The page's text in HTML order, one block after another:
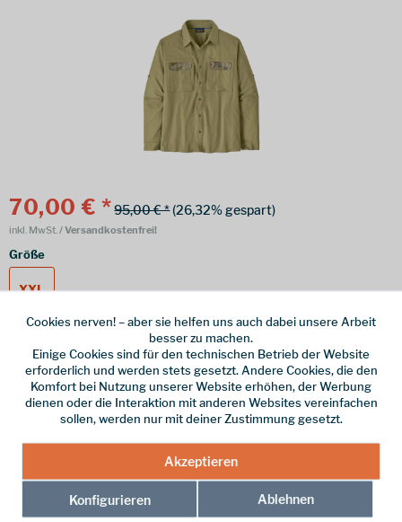
70,00 € * 95,00 € *(26,32% gespart)
inkl. MwSt./ Versandkostenfrei!
Größe
XXL
Online bestellen Ladenabholung
vorrätig | Lieferzeit 1-3 Werktage
Merken
Cookies nerven! – aber sie helfen uns auch dabei unsere Arbeit
besser zu machen.
Einige Cookies sind für den technischen Betrieb der Website
erforderlich und werden stets gesetzt. Andere Cookies, die den
Komfort bei Nutzung unserer Website erhöhen, der Werbung
dienen oder die Interaktion mit anderen Websites vereinfachen
sollen, werden nur mit deiner Zustimmung gesetzt.
Akzeptieren
Konfigurieren Ablehnen